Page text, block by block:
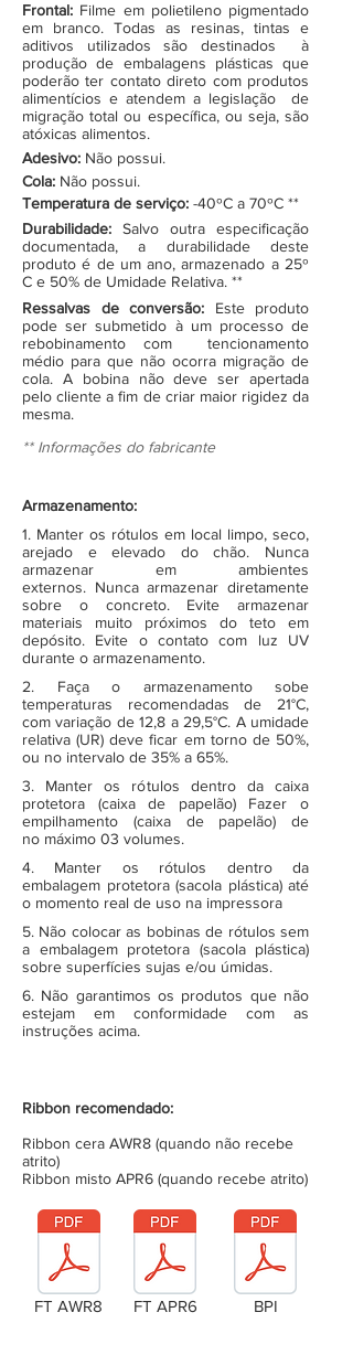
Frontal: Filme em polietileno pigmentado
em branco. Todas as resinas, tintas e
aditivos utilizados são destinados à
produção de embalagens plásticas que
poderão ter contato direto com produtos
alimentícios e atendem a legislação de
migração total ou específica, ou seja, são
atóxicas alimentos.
Adesivo: Não possui.
Cola: Não possui.
Temperatura de serviço: -40ºC a 70ºC **
Durabilidade: Salvo outra especificação
documentada, a durabilidade deste
produto é de um ano, armazenado a 25º
C e 50% de Umidade Relativa. **
Ressalvas de conversão: Este produto
pode ser submetido à um processo de
rebobinamento com tencionamento
médio para que não ocorra migração de
cola. A bobina não deve ser apertada
pelo cliente a fim de criar maior rigidez da
mesma.
** Informações do fabricante
Armazenamento:
1. Manter os rótulos em local limpo, seco,
arejado e elevado do chão. Nunca
armazenar em ambientes
externos. Nunca armazenar diretamente
sobre o concreto. Evite armazenar
materiais muito próximos do teto em
depósito. Evite o contato com luz UV
durante o armazenamento.
2. Faça o armazenamento sobe
temperaturas recomendadas de 21°C,
com variação de 12,8 a 29,5°C. A umidade
relativa (UR) deve ficar em torno de 50%,
ou no intervalo de 35% a 65%.
3. Manter os rótulos dentro da caixa
protetora (caixa de papelão) Fazer o
empilhamento (caixa de papelão) de
no máximo 03 volumes.
4. Manter os rótulos dentro da
embalagem protetora (sacola plástica) até
o momento real de uso na impressora
5. Não colocar as bobinas de rótulos sem
a embalagem protetora (sacola plástica)
sobre superfícies sujas e/ou úmidas.
6. Não garantimos os produtos que não
estejam em conformidade com as
instruções acima.
Ribbon recomendado:
Ribbon cera AWR8 (quando não recebe
atrito)
Ribbon misto APR6 (quando recebe atrito)
FT AWR8 FT APR6 BPI